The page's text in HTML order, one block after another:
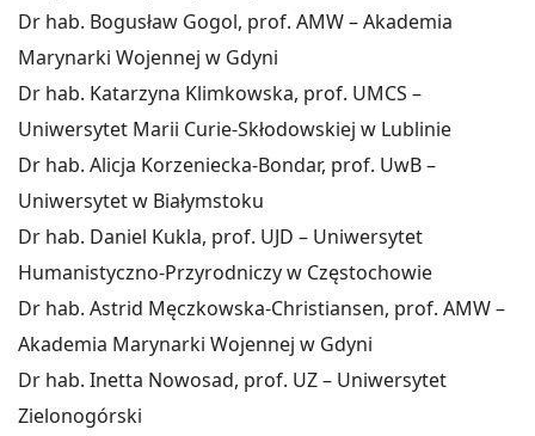
Dr hab. Bogusław Gogol, prof. AMW – Akademia
Marynarki Wojennej w Gdyni
Dr hab. Katarzyna Klimkowska, prof. UMCS –
Uniwersytet Marii Curie-Skłodowskiej w Lublinie
Dr hab. Alicja Korzeniecka-Bondar, prof. UwB –
Uniwersytet w Białymstoku
Dr hab. Daniel Kukla, prof. UJD – Uniwersytet
Humanistyczno-Przyrodniczy w Częstochowie
Dr hab. Astrid Męczkowska-Christiansen, prof. AMW –
Akademia Marynarki Wojennej w Gdyni
Dr hab. Inetta Nowosad, prof. UZ – Uniwersytet
Zielonogórski